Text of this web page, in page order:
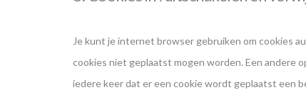
Je kunt je internet browser gebruiken om cookies
cookies niet geplaatst mogen worden. Een andere
iedere keer dat er een cookie wordt geplaatst een